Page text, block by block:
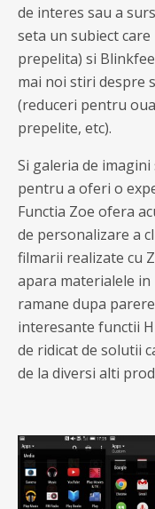
de interes sau a
seta un subiect care
prepelita) si
mai noi stiri despre
(reduceri pentru
prepelite, etc).
Si galeria de
pentru a oferi o
Functia Zoe ofera
de personalizare a
filmarii realizate cu
apara materialele in
ramane dupa
interesante functii
de ridicat de solutii
de la diversi alti